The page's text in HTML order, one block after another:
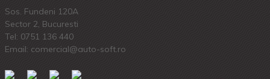
Sos. Fundeni 120A
Sector 2, Bucuresti
Tel: 0751 136 440
Email: comercial@auto-soft.ro